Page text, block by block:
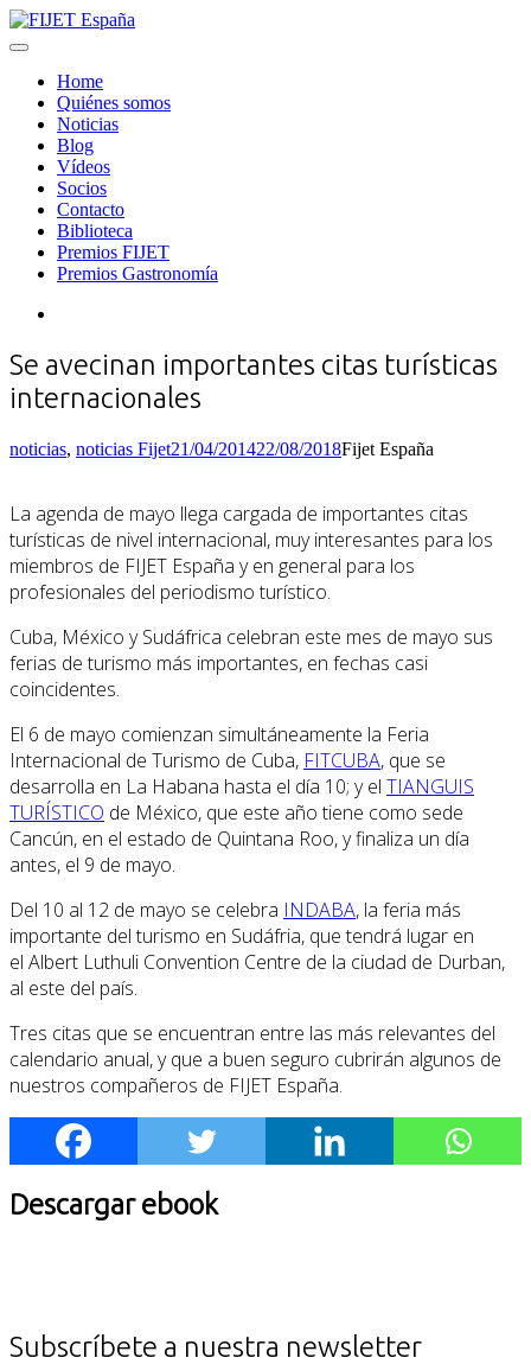
Skip
to
Menu
Home
Quiénes somos
Noticias
Blog
Vídeos
Socios
Contacto
Biblioteca
Premios FIJET
Premios Gastronomía
Se avecinan importantes citas turísticas
internacionales
Categories
noticias, noticias FijetPosted
21/04/201422/08/2018Fijet España
La agenda de mayo llega cargada de importantes citas
turísticas de nivel internacional, muy interesantes para los
miembros de FIJET España y en general para los
profesionales del periodismo turístico.
Cuba, México y Sudáfrica celebran este mes de mayo sus
ferias de turismo más importantes, en fechas casi
coincidentes.
El 6 de mayo comienzan simultáneamente la Feria
Internacional de Turismo de Cuba, FITCUBA, que se
desarrolla en La Habana hasta el día 10; y el TIANGUIS
TURÍSTICO de México, que este año tiene como sede
Cancún, en el estado de Quintana Roo, y finaliza un día
antes, el 9 de mayo.
Del 10 al 12 de mayo se celebra INDABA, la feria más
importante del turismo en Sudáfria, que tendrá lugar en
el Albert Luthuli Convention Centre de la ciudad de Durban,
al este del país.
Tres citas que se encuentran entre las más relevantes del
calendario anual, y que a buen seguro cubrirán algunos de
nuestros compañeros de FIJET España.
Descargar ebook
Subscríbete a nuestra newsletter